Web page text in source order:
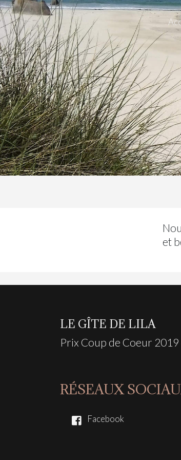
et
LE GÎTE DE LILA
Prix Coup de Coeur 2019
RÉSEAUX
Facebook